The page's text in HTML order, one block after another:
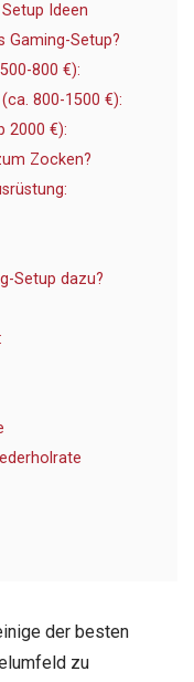
Ideen
Gaming-Setup?
800 €):
800-1500 €):
2000 €):
Zocken?
Setup dazu?
der besten
zu